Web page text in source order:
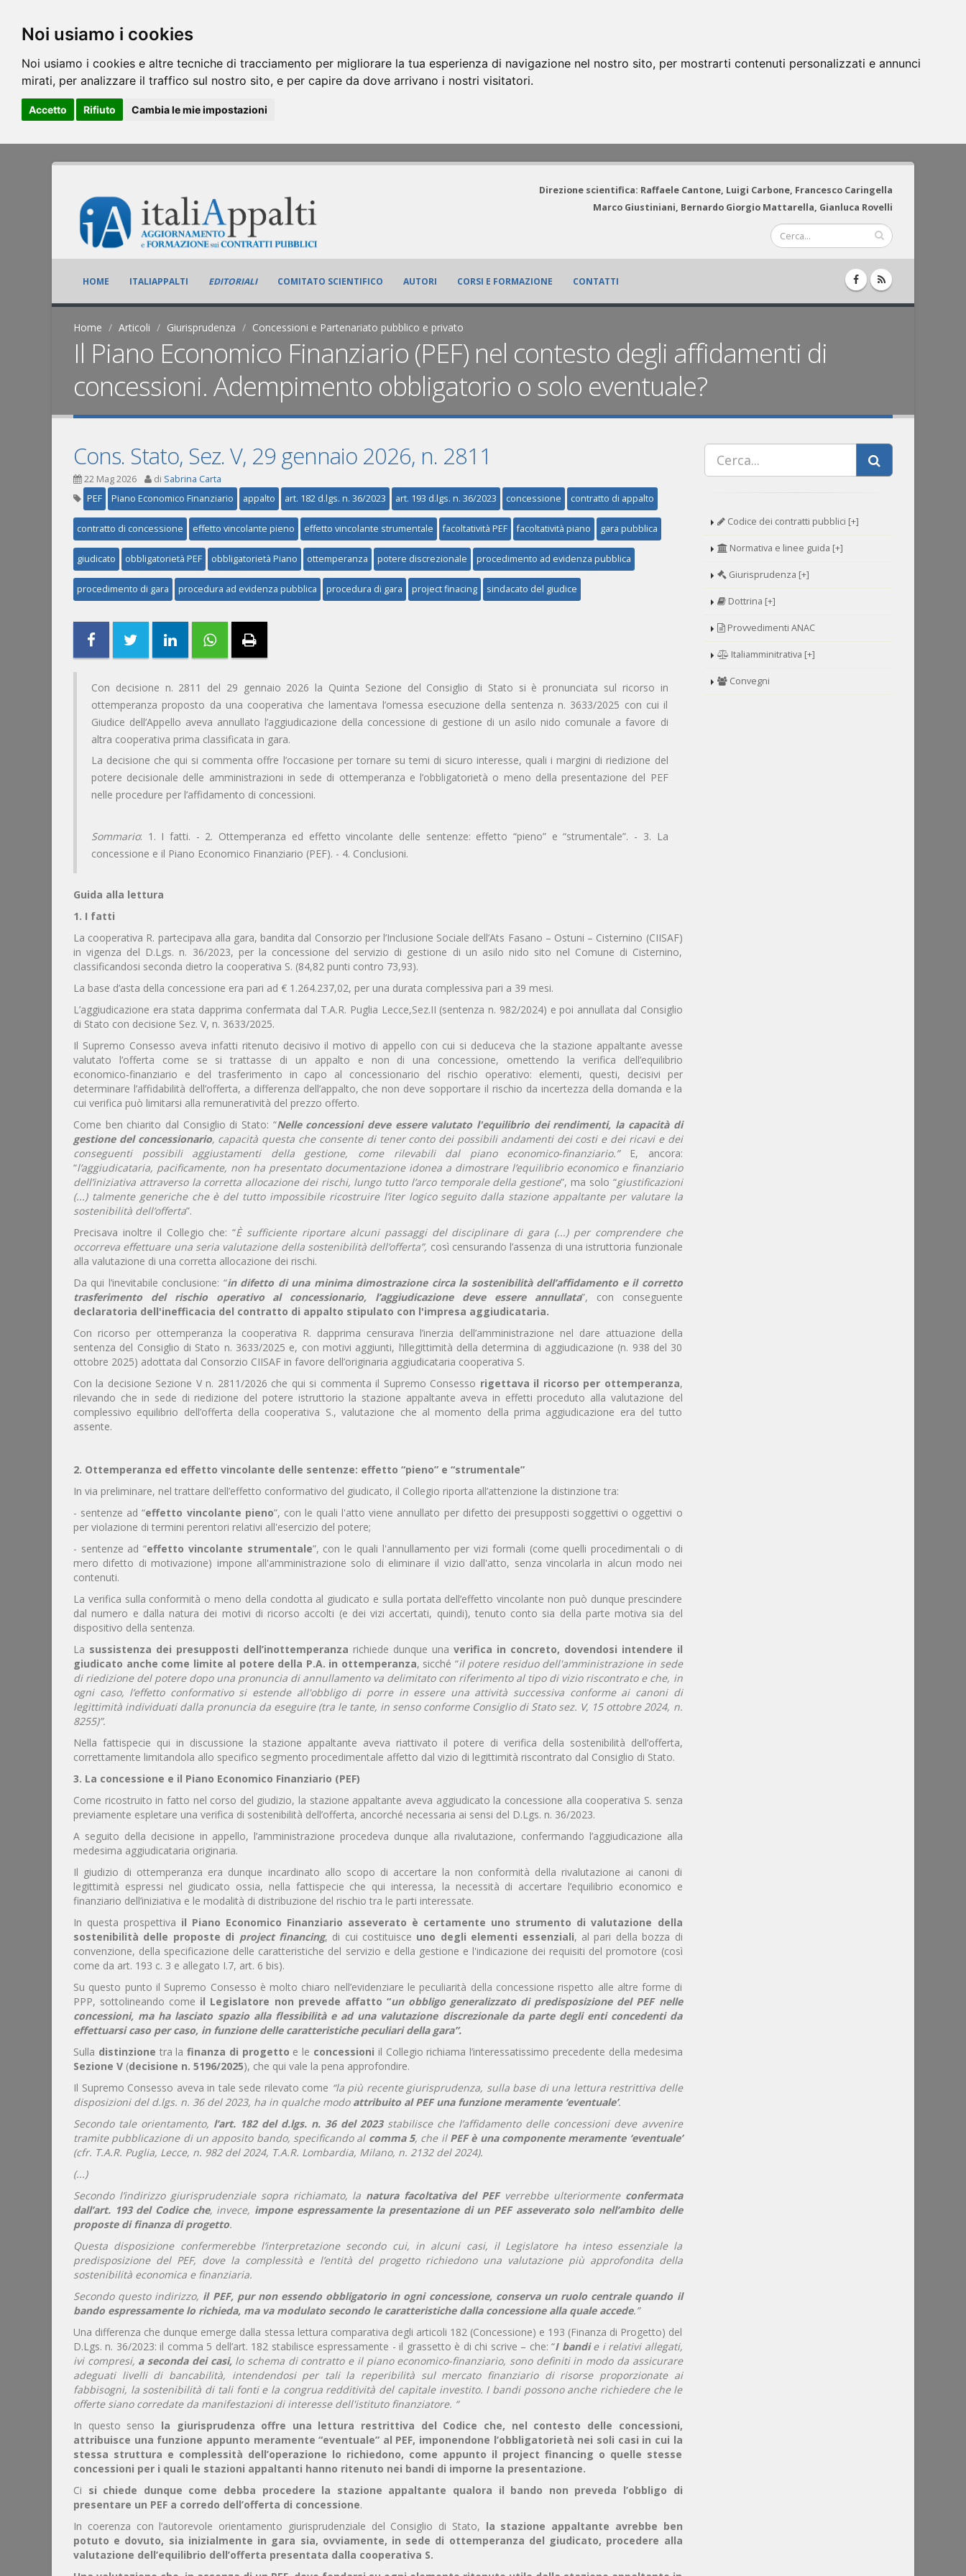
Noi usiamo i cookies
Noi usiamo i cookies e altre tecniche di tracciamento per migliorare la tua esperienza di navigazione nel nostro sito, per mostrarti contenuti personalizzati e annunci
mirati, per analizzare il traffico sul nostro sito, e per capire da dove arrivano i nostri visitatori.
Accetto Rifiuto Cambia le mie impostazioni
Direzione scientifica: Raffaele Cantone, Luigi Carbone, Francesco Caringella
Marco Giustiniani, Bernardo Giorgio Mattarella, Gianluca Rovelli
HOME ITALIAPPALTI EDITORIALI COMITATO SCIENTIFICO AUTORI CORSI E FORMAZIONE CONTATTI
Home Articoli Giurisprudenza Concessioni e Partenariato pubblico e privato
Il Piano Economico Finanziario (PEF) nel contesto degli affidamenti di
concessioni. Adempimento obbligatorio o solo eventuale?
Cons. Stato, Sez. V, 29 gennaio 2026, n. 2811
22 Mag 2026 di Sabrina Carta
PEF
Piano Economico Finanziario appalto art. 182 d.lgs. n. 36/2023 art. 193 d.lgs. n. 36/2023 concessione contratto di appalto
contratto di concessione effetto vincolante pieno effetto vincolante strumentale facoltatività PEF facoltatività piano gara pubblica
giudicato obbligatorietà PEF obbligatorietà Piano ottemperanza potere discrezionale procedimento ad evidenza pubblica
procedimento di gara procedura ad evidenza pubblica procedura di gara project finacing sindacato del giudice
Con decisione n. 2811 del 29 gennaio 2026 la Quinta Sezione del Consiglio di Stato si è pronunciata sul ricorso in
ottemperanza proposto da una cooperativa che lamentava l’omessa esecuzione della sentenza n. 3633/2025 con cui il
Giudice dell’Appello aveva annullato l’aggiudicazione della concessione di gestione di un asilo nido comunale a favore di
altra cooperativa prima classificata in gara.
La decisione che qui si commenta offre l’occasione per tornare su temi di sicuro interesse, quali i margini di riedizione del
potere decisionale delle amministrazioni in sede di ottemperanza e l’obbligatorietà o meno della presentazione del PEF
nelle procedure per l’affidamento di concessioni.
Sommario: 1. I fatti. - 2. Ottemperanza ed effetto vincolante delle sentenze: effetto “pieno” e “strumentale”. - 3. La
concessione e il Piano Economico Finanziario (PEF). - 4. Conclusioni.
Guida alla lettura
1. I fatti
La cooperativa R. partecipava alla gara, bandita dal Consorzio per l’Inclusione Sociale dell’Ats Fasano – Ostuni – Cisternino (CIISAF)
in vigenza del D.Lgs. n. 36/2023, per la concessione del servizio di gestione di un asilo nido sito nel Comune di Cisternino,
classificandosi seconda dietro la cooperativa S. (84,82 punti contro 73,93).
La base d’asta della concessione era pari ad € 1.264.237,02, per una durata complessiva pari a 39 mesi.
L’aggiudicazione era stata dapprima confermata dal T.A.R. Puglia Lecce,Sez.II (sentenza n. 982/2024) e poi annullata dal Consiglio
di Stato con decisione Sez. V, n. 3633/2025.
Il Supremo Consesso aveva infatti ritenuto decisivo il motivo di appello con cui si deduceva che la stazione appaltante avesse
valutato l’offerta come se si trattasse di un appalto e non di una concessione, omettendo la verifica dell’equilibrio
economico‑finanziario e del trasferimento in capo al concessionario del rischio operativo: elementi, questi, decisivi per
determinare l’affidabilità dell’offerta, a differenza dell’appalto, che non deve sopportare il rischio da incertezza della domanda e la
cui verifica può limitarsi alla remuneratività del prezzo offerto.
Come ben chiarito dal Consiglio di Stato: “Nelle concessioni deve essere valutato l'equilibrio dei rendimenti, la capacità di
gestione del concessionario, capacità questa che consente di tener conto dei possibili andamenti dei costi e dei ricavi e dei
conseguenti possibili aggiustamenti della gestione, come rilevabili dal piano economico-finanziario.”
E, ancora:
“l’aggiudicataria, pacificamente, non ha presentato documentazione idonea a dimostrare l’equilibrio economico e finanziario
dell’iniziativa attraverso la corretta allocazione dei rischi, lungo tutto l’arco temporale della gestione”, ma solo “giustificazioni
(...) talmente generiche che è del tutto impossibile ricostruire l’iter logico seguito dalla stazione appaltante per valutare la
sostenibilità dell’offerta”.
Precisava inoltre il Collegio che: “È sufficiente riportare alcuni passaggi del disciplinare di gara (...) per comprendere che
occorreva effettuare una seria valutazione della sostenibilità dell’offerta”, così censurando l’assenza di una istruttoria funzionale
alla valutazione di una corretta allocazione dei rischi.
Da qui l’inevitabile conclusione: “in difetto di una minima dimostrazione circa la sostenibilità dell’affidamento e il corretto
trasferimento del rischio operativo al concessionario, l’aggiudicazione deve essere annullata”, con conseguente
declaratoria dell'inefficacia del contratto di appalto stipulato con l'impresa aggiudicataria.
Con ricorso per ottemperanza la cooperativa R. dapprima censurava l’inerzia dell’amministrazione nel dare attuazione della
sentenza del Consiglio di Stato n. 3633/2025 e, con motivi aggiunti, l’illegittimità della determina di aggiudicazione (n. 938 del 30
ottobre 2025) adottata dal Consorzio CIISAF in favore dell’originaria aggiudicataria cooperativa S.
Con la decisione Sezione V n. 2811/2026 che qui si commenta il Supremo Consesso rigettava il ricorso per ottemperanza,
rilevando che in sede di riedizione del potere istruttorio la stazione appaltante aveva in effetti proceduto alla valutazione del
complessivo equilibrio dell’offerta della cooperativa S., valutazione che al momento della prima aggiudicazione era del tutto
assente.
2. Ottemperanza ed effetto vincolante delle sentenze: effetto “pieno” e “strumentale”
In via preliminare, nel trattare dell’effetto conformativo del giudicato, il Collegio riporta all’attenzione la distinzione tra:
- sentenze ad “effetto vincolante pieno”, con le quali l'atto viene annullato per difetto dei presupposti soggettivi o oggettivi o
per violazione di termini perentori relativi all'esercizio del potere;
- sentenze ad “effetto vincolante strumentale”, con le quali l'annullamento per vizi formali (come quelli procedimentali o di
mero difetto di motivazione) impone all'amministrazione solo di eliminare il vizio dall'atto, senza vincolarla in alcun modo nei
contenuti.
La verifica sulla conformità o meno della condotta al giudicato e sulla portata dell’effetto vincolante non può dunque prescindere
dal numero e dalla natura dei motivi di ricorso accolti (e dei vizi accertati, quindi), tenuto conto sia della parte motiva sia del
dispositivo della sentenza.
La sussistenza dei presupposti dell’inottemperanza richiede dunque una verifica in concreto, dovendosi intendere il
giudicato anche come limite al potere della P.A. in ottemperanza, sicché “il potere residuo dell'amministrazione in sede
di riedizione del potere dopo una pronuncia di annullamento va delimitato con riferimento al tipo di vizio riscontrato e che, in
ogni caso, l’effetto conformativo si estende all'obbligo di porre in essere una attività successiva conforme ai canoni di
legittimità individuati dalla pronuncia da eseguire (tra le tante, in senso conforme Consiglio di Stato sez. V, 15 ottobre 2024, n.
8255)”.
Nella fattispecie qui in discussione la stazione appaltante aveva riattivato il potere di verifica della sostenibilità dell’offerta,
correttamente limitandola allo specifico segmento procedimentale affetto dal vizio di legittimità riscontrato dal Consiglio di Stato.
3. La concessione e il Piano Economico Finanziario (PEF)
Come ricostruito in fatto nel corso del giudizio, la stazione appaltante aveva aggiudicato la concessione alla cooperativa S. senza
previamente espletare una verifica di sostenibilità dell’offerta, ancorché necessaria ai sensi del D.Lgs. n. 36/2023.
A seguito della decisione in appello, l’amministrazione procedeva dunque alla rivalutazione, confermando l’aggiudicazione alla
medesima aggiudicataria originaria.
Il giudizio di ottemperanza era dunque incardinato allo scopo di accertare la non conformità della rivalutazione ai canoni di
legittimità espressi nel giudicato ossia, nella fattispecie che qui interessa, la necessità di accertare l’equilibrio economico e
finanziario dell’iniziativa e le modalità di distribuzione del rischio tra le parti interessate.
In questa prospettiva il Piano Economico Finanziario asseverato è certamente uno strumento di valutazione della
sostenibilità delle proposte di project financing, di cui costituisce uno degli elementi essenziali, al pari della bozza di
convenzione, della specificazione delle caratteristiche del servizio e della gestione e l'indicazione dei requisiti del promotore (così
come da art. 193 c. 3 e allegato I.7, art. 6 bis).
Su questo punto il Supremo Consesso è molto chiaro nell’evidenziare le peculiarità della concessione rispetto alle altre forme di
PPP, sottolineando come il Legislatore non prevede affatto “un obbligo generalizzato di predisposizione del PEF nelle
concessioni, ma ha lasciato spazio alla flessibilità e ad una valutazione discrezionale da parte degli enti concedenti da
effettuarsi caso per caso, in funzione delle caratteristiche peculiari della gara”.
Sulla distinzione tra lafinanza di progetto e le concessioni il Collegio richiama l’interessatissimo precedente della medesima
Sezione V (decisione n. 5196/2025), che qui vale la pena approfondire.
Il Supremo Consesso aveva in tale sede rilevato come “la più recente giurisprudenza, sulla base di una lettura restrittiva delle
disposizioni del d.lgs. n. 36 del 2023, ha in qualche modo attribuito al PEF una funzione meramente ‘eventuale’.
Secondo tale orientamento, l’art. 182 del d.lgs. n. 36 del 2023 stabilisce che l’affidamento delle concessioni deve avvenire
tramite pubblicazione di un apposito bando, specificando al comma 5, che il PEF è una componente meramente ‘eventuale’
(cfr. T.A.R. Puglia, Lecce, n. 982 del 2024, T.A.R. Lombardia, Milano, n. 2132 del 2024).
(...)
Secondo l’indirizzo giurisprudenziale sopra richiamato, la natura facoltativa del PEFverrebbe ulteriormente confermata
dall’art. 193 del Codice che, invece, impone espressamente la presentazione di un PEF asseverato solo nell’ambito delle
proposte di finanza di progetto.
Questa disposizione confermerebbe l’interpretazione secondo cui, in alcuni casi, il Legislatore ha inteso essenziale la
predisposizione del PEF, dove la complessità e l’entità del progetto richiedono una valutazione più approfondita della
sostenibilità economica e finanziaria.
Secondo questo indirizzo, il PEF, pur non essendo obbligatorio in ogni concessione, conserva un ruolo centrale quando il
bando espressamente lo richieda, ma va modulato secondo le caratteristiche dalla concessione alla quale accede.”
Una differenza che dunque emerge dalla stessa lettura comparativa degli articoli 182 (Concessione) e 193 (Finanza di Progetto) del
D.Lgs. n. 36/2023: il comma 5 dell’art. 182 stabilisce espressamente - il grassetto è di chi scrive – che: “I bandie i relativi allegati,
ivi compresi, a seconda dei casi,lo schema di contratto e il piano economico-finanziario, sono definiti in modo da assicurare
adeguati livelli di bancabilità, intendendosi per tali la reperibilità sul mercato finanziario di risorse proporzionate ai
fabbisogni, la sostenibilità di tali fonti e la congrua redditività del capitale investito. I bandi possono anche richiedere che le
offerte siano corredate da manifestazioni di interesse dell'istituto finanziatore. “
In questo senso la giurisprudenza offre una lettura restrittiva del Codice che, nel contesto delle concessioni,
attribuisce una funzione appunto meramente “eventuale” al PEF, imponendone l’obbligatorietà nei soli casi in cui la
stessa struttura e complessità dell’operazione lo richiedono, come appunto il project financing o quelle stesse
concessioni per i quali le stazioni appaltanti hanno ritenuto nei bandi di imporne la presentazione.
Ci si chiede dunque come debba procedere la stazione appaltante qualora il bando non preveda l’obbligo di
presentare un PEF a corredo dell’offerta di concessione.
In coerenza con l’autorevole orientamento giurisprudenziale del Consiglio di Stato, la stazione appaltante avrebbe ben
potuto e dovuto, sia inizialmente in gara sia, ovviamente, in sede di ottemperanza del giudicato, procedere alla
valutazione dell’equilibrio dell’offerta presentata dalla cooperativa S.
Codice dei contratti pubblici [+]
Normativa e linee guida [+]
Giurisprudenza [+]
Dottrina [+]
Provvedimenti ANAC
Italiamminitrativa [+]
Convegni